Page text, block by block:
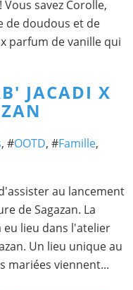
savez Corolle,
de doudous et de
parfum de vanille qui
JACADI X
, #OOTD, #Famille,
au lancement
de Sagazan. La
lieu dans l'atelier
Un lieu unique au
mariées viennent...